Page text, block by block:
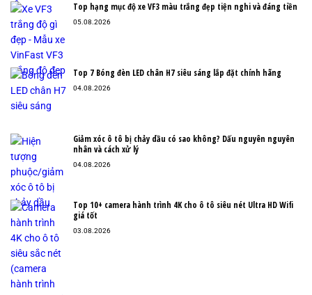
Top hạng mục độ xe VF3 màu trắng đẹp tiện nghi và đáng tiền
05.08.2026
Top 7 Bóng đèn LED chân H7 siêu sáng lắp đặt chính hãng
04.08.2026
Giảm xóc ô tô bị chảy dầu có sao không? Dấu nguyên nguyên
nhân và cách xử lý
04.08.2026
Top 10+ camera hành trình 4K cho ô tô siêu nét Ultra HD Wifi
giá tốt
03.08.2026